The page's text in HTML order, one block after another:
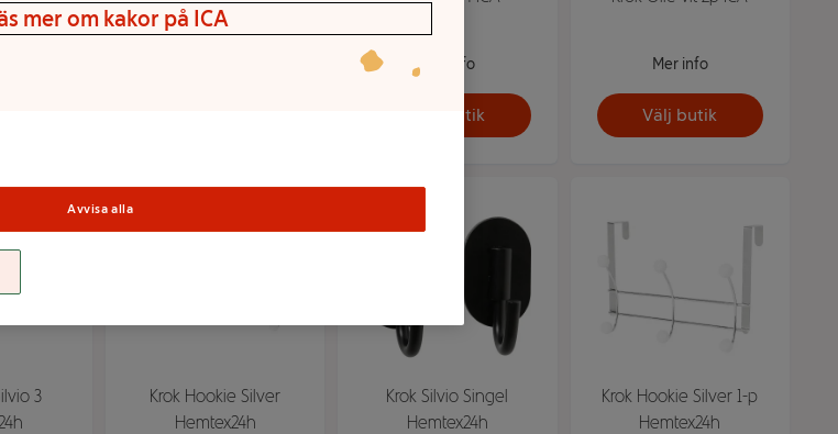
Mer info
Välj butik
Mer info
Välj butik
3
Krok Hookie Silver
Hemtex24h
Krok Silvio Singel
Hemtex24h
Krok Hookie Silver 1-p
Hemtex24h
mer om kakor på ICA
Avvisa alla